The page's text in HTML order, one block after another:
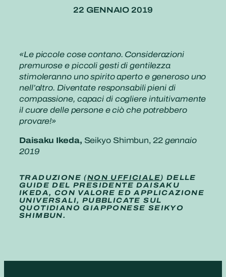
22 GENNAIO 2019
«Le piccole cose contano. Considerazioni
premurose e piccoli gesti di gentilezza
stimoleranno uno spirito aperto e generoso uno
nell’altro. Diventate responsabili pieni di
compassione, capaci di cogliere intuitivamente
il cuore delle persone e ciò che potrebbero
provare!»
Daisaku Ikeda, Seikyo Shimbun, 22gennaio
2019
TRADUZIONE (NON UFFICIALE) DELLE
GUIDE DEL PRESIDENTE DAISAKU
IKEDA, CON VALORE ED APPLICAZIONE
UNIVERSALI, PUBBLICATE SUL
QUOTIDIANO GIAPPONESE SEIKYO
SHIMBUN.